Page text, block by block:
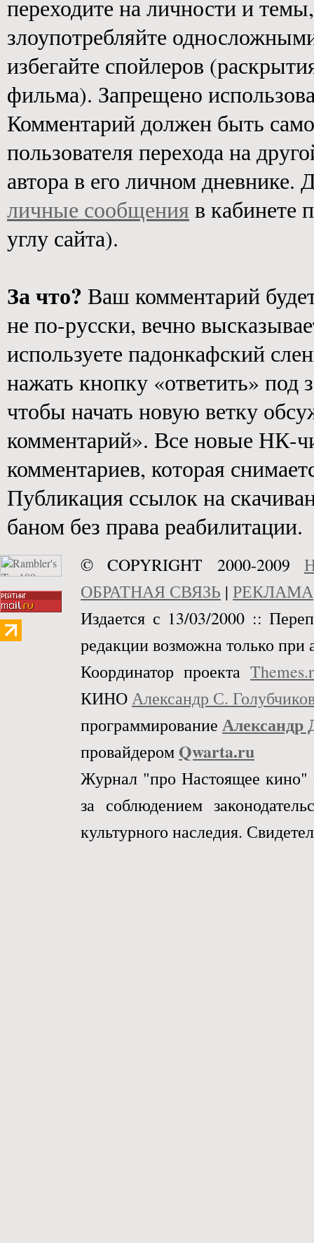
переходите на личности и
злоупотребляйте
избегайте спойлеров
фильма). Запрещено
Комментарий должен быть
пользователя перехода на
автора в его личном дневнике.
личные сообщения в кабинете
углу сайта).
За что? Ваш комментарий
не по-русски, вечно
используете падонкафский
нажать кнопку «ответить» под
чтобы начать новую ветку
комментарий». Все новые НК-
комментариев, которая
Публикация ссылок на
баном без права реабилитации.
© COPYRIGHT 2000-2009
ОБРАТНАЯ СВЯЗЬ | РЕКЛАМА
Издается с 13/03/2000 ::
редакции возможна только
Координатор проекта
КИНОАлександр С.
программирование Александр
провайдером Qwarta.ru
Журнал "про Настоящее кино"
за соблюдением
культурного наследия.